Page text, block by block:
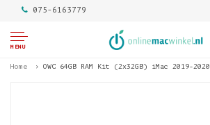
075-6163779
MENU
Home OWC 64GB RAM Kit (2x32GB) iMac 2019-2020